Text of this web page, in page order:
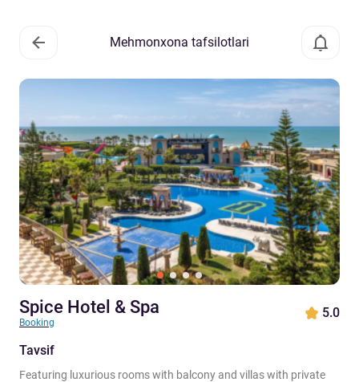
Mehmonxona tafsilotlari
Spice Hotel & Spa
Booking
5.0
Tavsif
Featuring luxurious rooms with balcony and villas with private